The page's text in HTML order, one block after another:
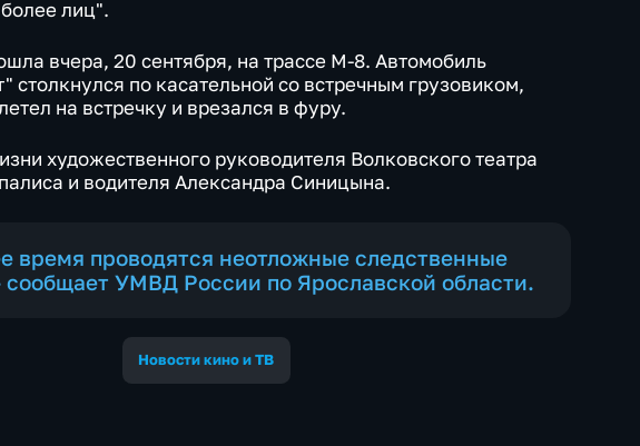
лиц".
вчера, 20 сентября, на трассе М-8. Автомобиль
столкнулся по касательной со встречным грузовиком,
на встречку и врезался в фуру.
художественного руководителя Волковского театра
и водителя Александра Синицына.
время проводятся неотложные следственные
сообщает УМВД России по Ярославской области.
Новости кино и ТВ